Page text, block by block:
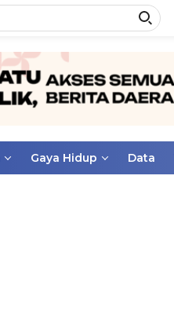
Gaya Hidup Data